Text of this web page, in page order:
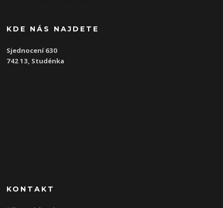
KDE NÁS NAJDETE
Sjednocení 630
742 13, Studénka
KONTAKT